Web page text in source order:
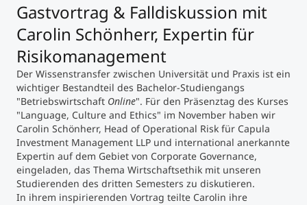
Study Finder Bachelor/Master
Masterclasses
Management-Seminare
Technische Weiterbildung
Maßgeschneiderte Programme
Gastvortrag & Falldiskussion mit
Carolin Schönherr, Expertin für
Risikomanagement
Der Wissenstransfer zwischen Universität und Praxis ist ein
wichtiger Bestandteil des Bachelor-Studiengangs
"Betriebswirtschaft Online". Für den Präsenztag des Kurses
"Language, Culture and Ethics" im November haben wir
Carolin Schönherr, Head of Operational Risk für Capula
Investment Management LLP und international anerkannte
Expertin auf dem Gebiet von Corporate Governance,
eingeladen, das Thema Wirtschaftsethik mit unseren
Studierenden des dritten Semesters zu diskutieren.
In ihrem inspirierenden Vortrag teilte Carolin ihre